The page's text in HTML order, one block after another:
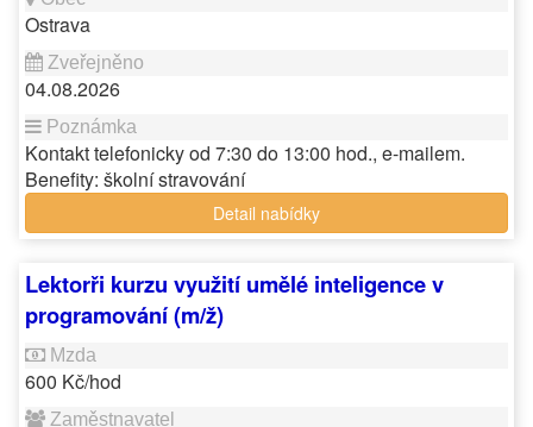
Ostrava
04.08.2026
Kontakt telefonicky od 7:30 do 13:00 hod., e-mailem.
Benefity: školní stravování
Detail nabídky
Lektorři kurzu využití umělé inteligence v
programování (m/ž)
600 Kč/hod